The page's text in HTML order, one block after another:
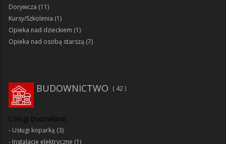
Dorywcza (11)
Kursy/Szkolenia (1)
Opieka nad dzieckiem (1)
Opieka nad osobą starszą (7)
BUDOWNICTWO 42
Usługi budowlane
Usługi koparką (3)
Instalacje elektryczne (1)